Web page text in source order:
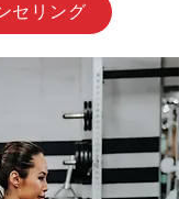
セリング